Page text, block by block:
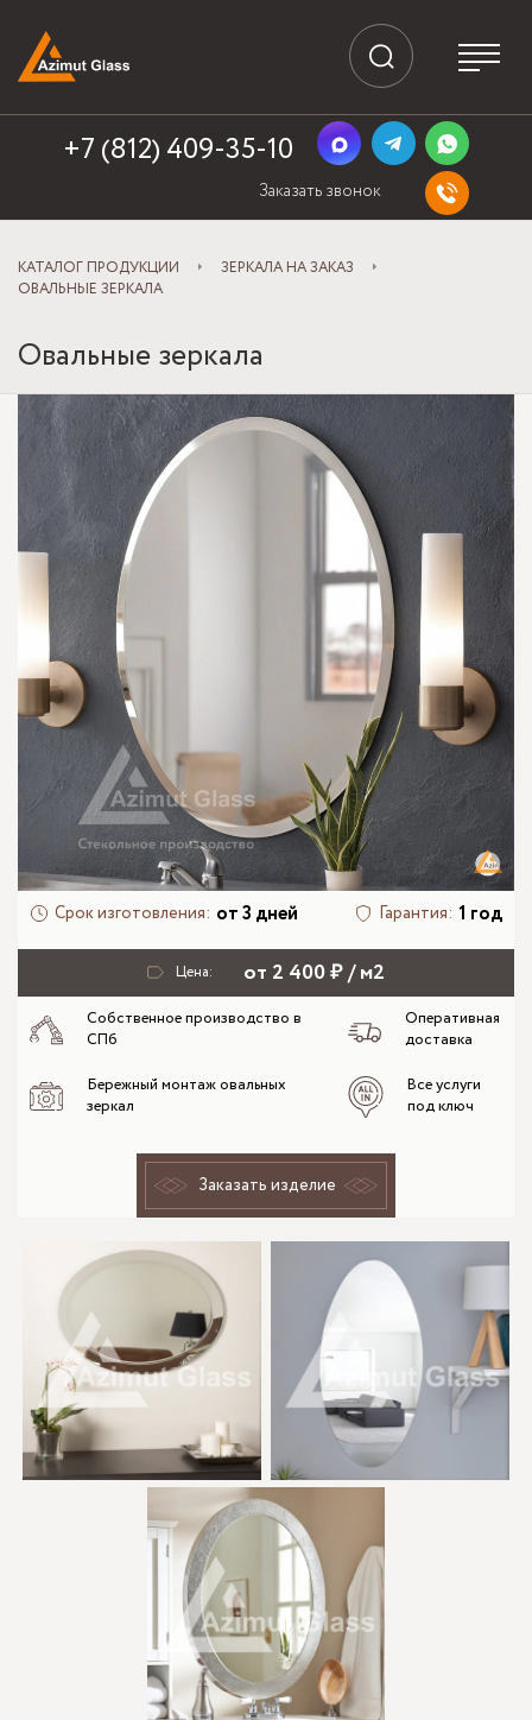
+7 (812) 409-35-10
Заказать звонок
КАТАЛОГ ПРОДУКЦИИ
ЗЕРКАЛА НА ЗАКАЗ
ОВАЛЬНЫЕ ЗЕРКАЛА
Овальные зеркала
Срок изготовления: от 3 дней Гарантия: 1 год
Цена: от 2 400 ₽ / м2
Собственное производство в
СПб
Оперативная
доставка
Бережный монтаж овальных
зеркал
Все услуги
под ключ
Заказать изделие